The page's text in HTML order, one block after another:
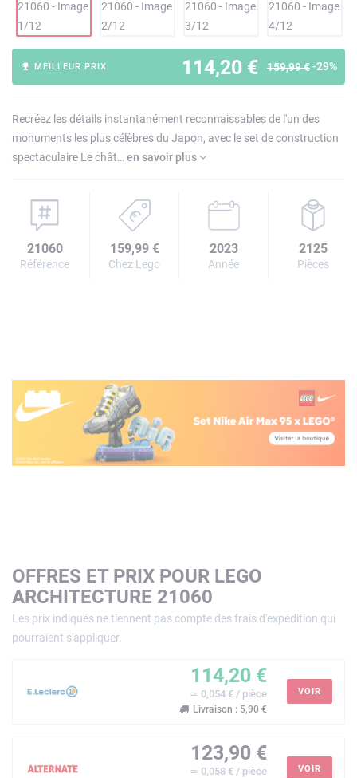
114,20 € 159,99 €-29%
MEILLEUR PRIX
Recréez les détails instantanément reconnaissables de l'un des
monuments les plus célèbres du Japon, avec le set de construction
spectaculaire Le chât… en savoir plus
21060
Référence
159,99 €
Chez Lego
2023
Année
2125
Pièces
OFFRES ET PRIX POUR LEGO
ARCHITECTURE 21060
Les prix indiqués ne tiennent pas compte des frais d'expédition qui
pourraient s'appliquer.
114,20 €
≃ 0,054 € / pièce
Livraison : 5,90 €
VOIR
123,90 €
≃ 0,058 € / pièce VOIR